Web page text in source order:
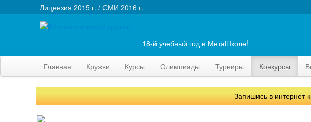
Лицензия 2015 г. / СМИ 2016 г.
18-й учебный год в МетаШколе!
Главная Кружки Курсы Олимпиады Турниры Конкурсы
Запишись в интернет-